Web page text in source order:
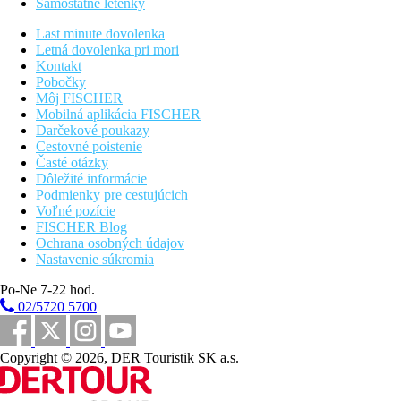
Bezplatné: fitness.
Informácie o hoteli
možnosti zábavy v okolí hotela
Wellness
SPA
Za poplatok :masáže a kozmetické procedúry.
Zvláštnosti
Hotelová kyvadlová doprava do nákupného centra
zdarma.
Internet
zdarma: wifi v hoteli a na izbách
Web
AccorHotels - VŠETKO
Oficiálna kategória
4 hviezdičky
Poznámka
Last minute dovolenka
Letná dovolenka pri mori
Kontakt
Pobočky
Môj FISCHER
Mobilná aplikácia FISCHER
Darčekové poukazy
Cestovné poistenie
Časté otázky
Dôležité informácie
Podmienky pre cestujúcich
Voľné pozície
FISCHER Blog
Ochrana osobných údajov
Nastavenie súkromia
Po-Ne 7-22 hod.
02/5720 5700
Copyright © 2026, DER Touristik SK a.s.